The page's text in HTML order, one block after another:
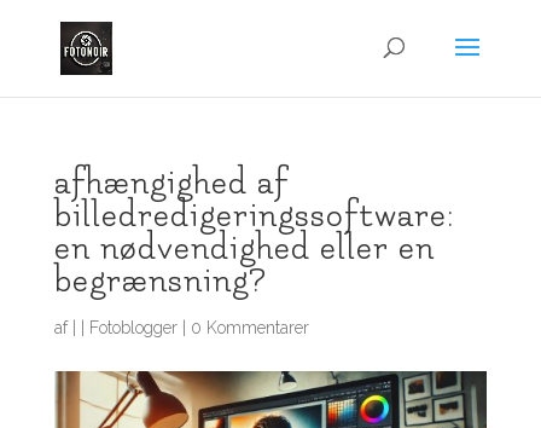
afhængighed af
billedredigeringssoftware:
en nødvendighed eller en
begrænsning?
af Fotoblogger| 0 Kommentarer